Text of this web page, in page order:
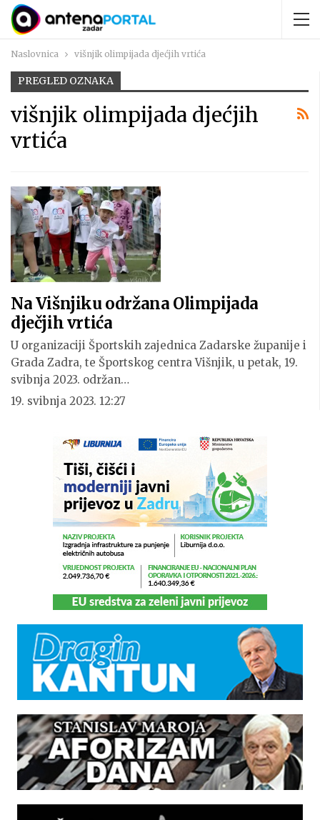
Naslovnica višnjik olimpijada djećjih vrtića
PREGLED OZNAKA
višnjik olimpijada djećjih
vrtića
Na Višnjiku održana Olimpijada
dječjih vrtića
U organizaciji Športskih zajednica Zadarske županije i
Grada Zadra, te Športskog centra Višnjik, u petak, 19.
svibnja 2023. održan…
19. svibnja 2023. 12:27